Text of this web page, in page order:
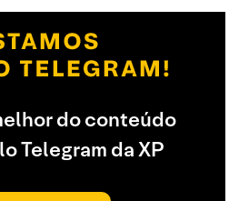
do conteúdo
Telegram da XP